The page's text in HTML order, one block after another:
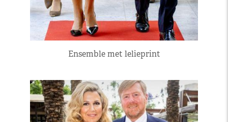
Ensemble met lelieprint